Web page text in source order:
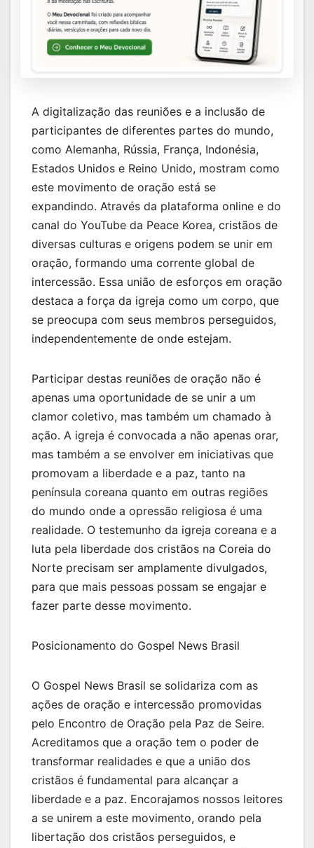
A digitalização das reuniões e a inclusão de
participantes de diferentes partes do mundo,
como Alemanha, Rússia, França, Indonésia,
Estados Unidos e Reino Unido, mostram como
este movimento de oração está se
expandindo. Através da plataforma online e do
canal do YouTube da Peace Korea, cristãos de
diversas culturas e origens podem se unir em
oração, formando uma corrente global de
intercessão. Essa união de esforços em oração
destaca a força da igreja como um corpo, que
se preocupa com seus membros perseguidos,
independentemente de onde estejam.
Participar destas reuniões de oração não é
apenas uma oportunidade de se unir a um
clamor coletivo, mas também um chamado à
ação. A igreja é convocada a não apenas orar,
mas também a se envolver em iniciativas que
promovam a liberdade e a paz, tanto na
península coreana quanto em outras regiões
do mundo onde a opressão religiosa é uma
realidade. O testemunho da igreja coreana e a
luta pela liberdade dos cristãos na Coreia do
Norte precisam ser amplamente divulgados,
para que mais pessoas possam se engajar e
fazer parte desse movimento.
Posicionamento do Gospel News Brasil
O Gospel News Brasil se solidariza com as
ações de oração e intercessão promovidas
pelo Encontro de Oração pela Paz de Seire.
Acreditamos que a oração tem o poder de
transformar realidades e que a união dos
cristãos é fundamental para alcançar a
liberdade e a paz. Encorajamos nossos leitores
a se unirem a este movimento, orando pela
libertação dos cristãos perseguidos, e